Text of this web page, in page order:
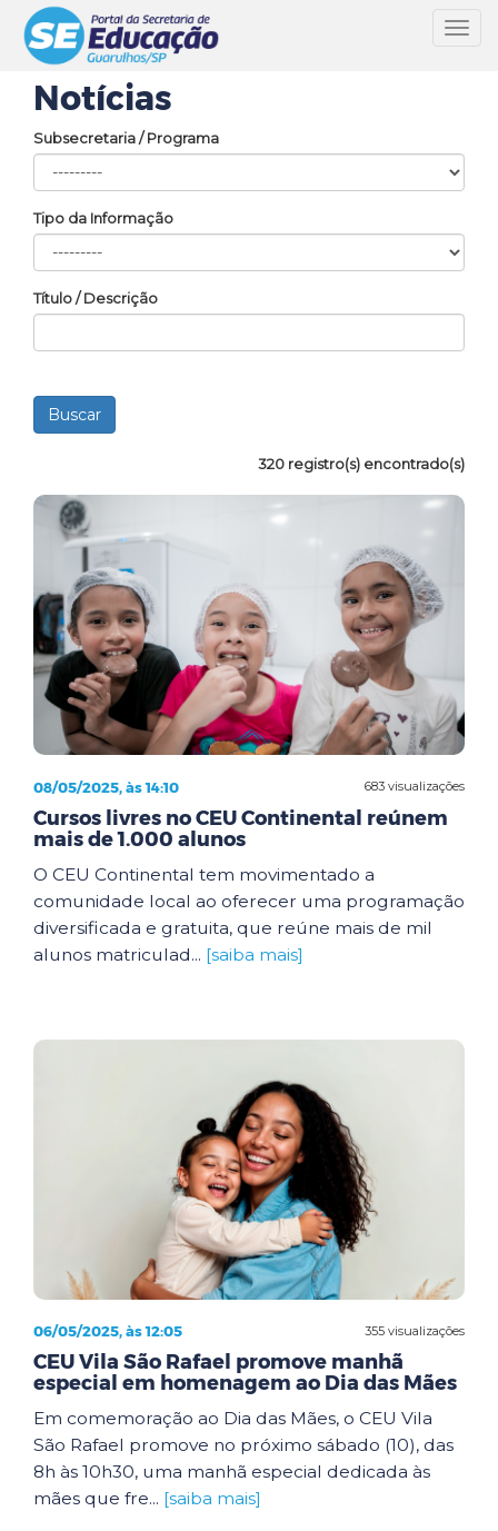
Notícias
Subsecretaria / Programa
Tipo da Informação
Título / Descrição
320 registro(s) encontrado(s)
683 visualizações
08/05/2025, às 14:10
Cursos livres no CEU Continental reúnem
mais de 1.000 alunos
O CEU Continental tem movimentado a
comunidade local ao oferecer uma programação
diversificada e gratuita, que reúne mais de mil
alunos matriculad... [saiba mais]
355 visualizações
06/05/2025, às 12:05
CEU Vila São Rafael promove manhã
especial em homenagem ao Dia das Mães
Em comemoração ao Dia das Mães, o CEU Vila
São Rafael promove no próximo sábado (10), das
8h às 10h30, uma manhã especial dedicada às
mães que fre... [saiba mais]